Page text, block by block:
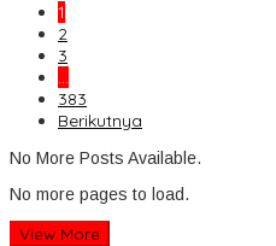
1
2
3
…
383
Berikutnya
No More Posts Available.
No more pages to load.
View More